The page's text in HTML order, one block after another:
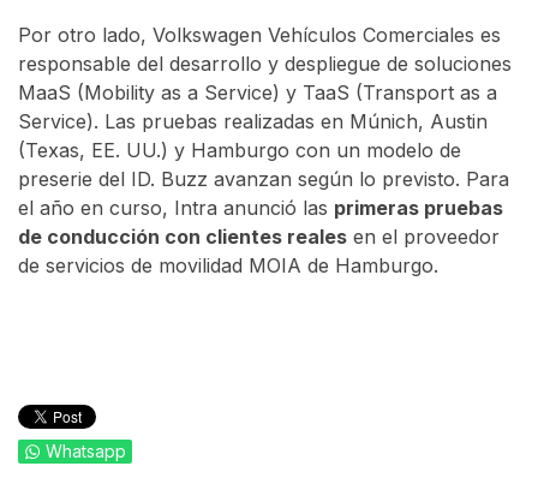
Por otro lado, Volkswagen Vehículos Comerciales es
responsable del desarrollo y despliegue de soluciones
MaaS (Mobility as a Service) y TaaS (Transport as a
Service). Las pruebas realizadas en Múnich, Austin
(Texas, EE. UU.) y Hamburgo con un modelo de
preserie del ID. Buzz avanzan según lo previsto. Para
el año en curso, Intra anunció las primeras pruebas
de conducción con clientes reales en el proveedor
de servicios de movilidad MOIA de Hamburgo.
Whatsapp